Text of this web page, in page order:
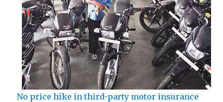
No price hike in third-party motor insurance